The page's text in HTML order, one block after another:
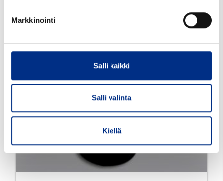
Markkinointi
Salli kaikki
Salli valinta
Kiellä